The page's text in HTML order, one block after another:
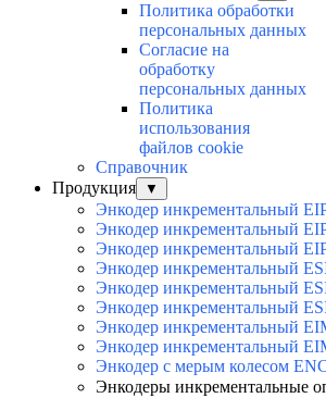
Политика обработки
персональных данных
Согласие на
обработку
персональных данных
Политика
использования
файлов cookie
Справочник
Продукция
▼
Энкодер инкрементальный
Энкодер инкрементальный
Энкодер инкрементальный
Энкодер инкрементальный
Энкодер инкрементальный
Энкодер инкрементальный
Энкодер инкрементальный
Энкодер инкрементальный
Энкодер с мерым колесом
Энкодеры инкрементальные